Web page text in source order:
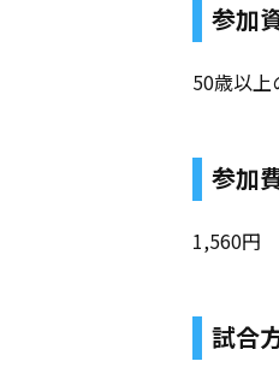
参加
50歳以上
参加
1,560円
試合